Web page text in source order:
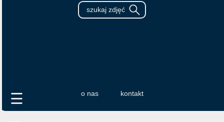
o nas kontakt
☰